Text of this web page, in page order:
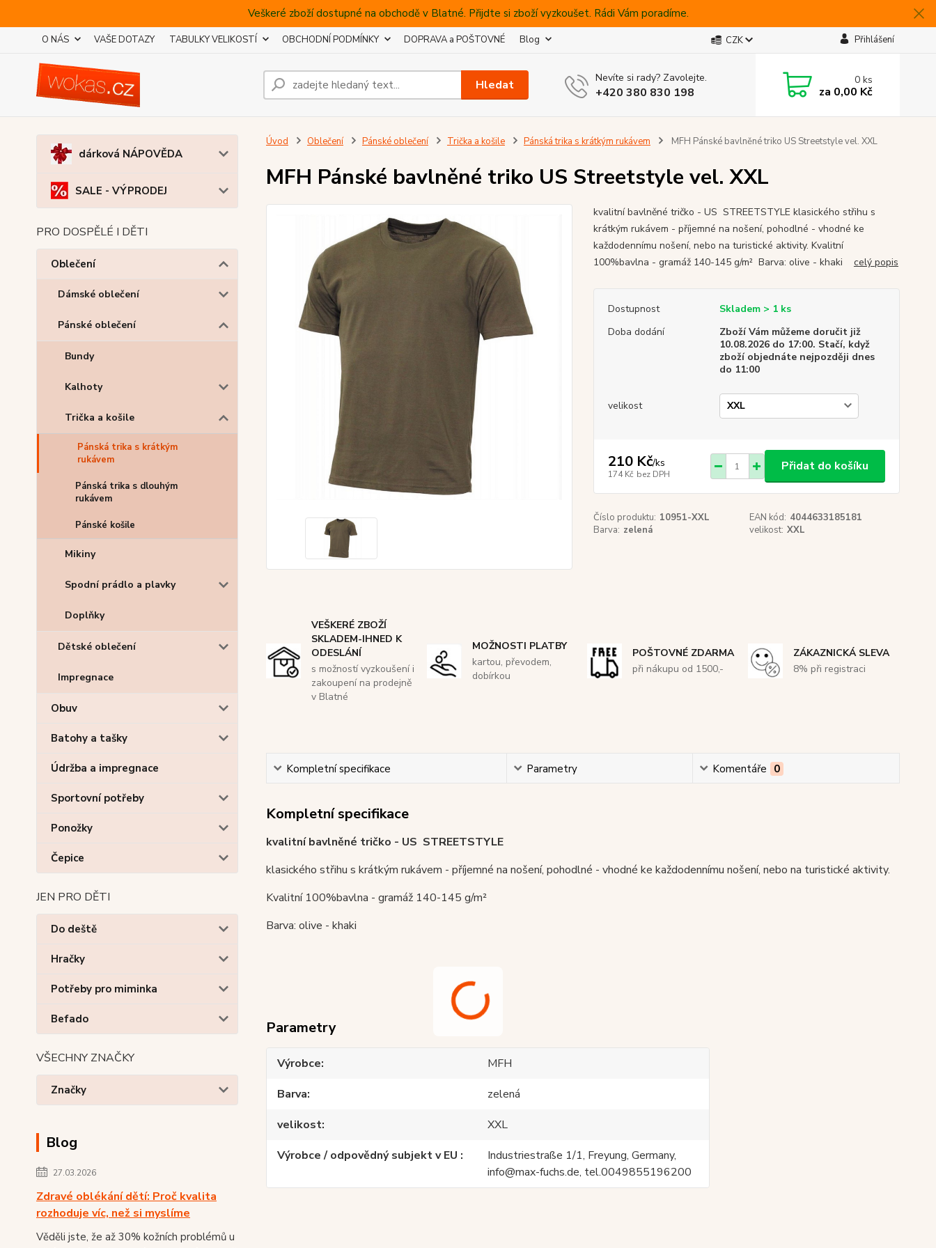
Veškeré zboží dostupné na obchodě v Blatné. Přijdte si zboží vyzkoušet. Rádi Vám poradíme.
O NÁS VAŠE DOTAZY TABULKY VELIKOSTÍ OBCHODNÍ PODMÍNKY DOPRAVA a POŠTOVNÉ Blog CZK Přihlášení
Hledat Nevíte si rady? Zavolejte.
+420 380 830 198
0ks
za 0,00 Kč
dárková NÁPOVĚDA
SALE - VÝPRODEJ
PRO DOSPĚLÉ I DĚTI
Oblečení
Dámské oblečení
Pánské oblečení
Bundy
Kalhoty
Trička a košile
Pánská trika s krátkým
rukávem
Pánská trika s dlouhým
rukávem
Pánské košile
Mikiny
Spodní prádlo a plavky
Doplňky
Dětské oblečení
Impregnace
Obuv
Batohy a tašky
Údržba a impregnace
Sportovní potřeby
Ponožky
Čepice
JEN PRO DĚTI
Do deště
Hračky
Potřeby pro miminka
Befado
VŠECHNY ZNAČKY
Značky
Blog
27.03.2026
Zdravé oblékání dětí: Proč kvalita
rozhoduje víc, než si myslíme
Věděli jste, že až 30% kožních problémů u
Úvod Oblečení Pánské oblečení Trička a košile Pánská trika s krátkým rukávem MFH Pánské bavlněné triko US Streetstyle vel. XXL
MFH Pánské bavlněné triko US Streetstyle vel. XXL
kvalitní bavlněné tričko - US STREETSTYLE klasického střihu s
krátkým rukávem - příjemné na nošení, pohodlné - vhodné ke
každodennímu nošení, nebo na turistické aktivity. Kvalitní
100%bavlna - gramáž 140-145 g/m² Barva: olive - khaki celý popis
Dostupnost
Skladem > 1 ks
Doba dodání
Zboží Vám můžeme doručit již
10.08.2026 do 17:00. Stačí, když
zboží objednáte nejpozději dnes
do 11:00
velikost
210 Kč/ks
174 Kč bez DPH
Přidat do košíku
Číslo produktu: 10951-XXL EAN kód: 4044633185181
Barva: zelená velikost: XXL
VEŠKERÉ ZBOŽÍ
SKLADEM-IHNED K
ODESLÁNÍ
s možností vyzkoušení i
zakoupení na prodejně
v Blatné
MOŽNOSTI PLATBY
kartou, převodem,
dobírkou
POŠTOVNÉ ZDARMA
při nákupu od 1500,-
ZÁKAZNICKÁ SLEVA
8% při registraci
Kompletní specifikace Parametry Komentáře 0
Kompletní specifikace
kvalitní bavlněné tričko - US STREETSTYLE
klasického střihu s krátkým rukávem - příjemné na nošení, pohodlné - vhodné ke každodennímu nošení, nebo na turistické aktivity.
Kvalitní 100%bavlna - gramáž 140-145 g/m²
Barva: olive - khaki
Parametry
Výrobce
MFH
Barva
zelená
velikost
XXL
Výrobce / odpovědný subjekt v EU
Industriestraße 1/1, Freyung, Germany,
info@max-fuchs.de, tel.0049855196200